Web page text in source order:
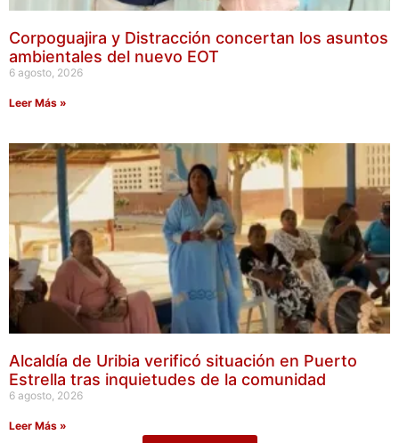
Corpoguajira y Distracción concertan los asuntos
ambientales del nuevo EOT
6 agosto, 2026
Leer Más »
Alcaldía de Uribia verificó situación en Puerto
Estrella tras inquietudes de la comunidad
6 agosto, 2026
Leer Más »